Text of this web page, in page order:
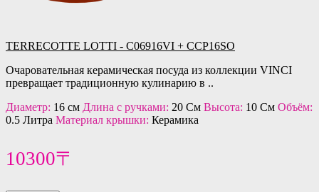
TERRECOTTE LOTTI - C06916VI + CCP16SO
Очаровательная керамическая посуда из коллекции VINCI
превращает традиционную кулинарию в ..
Диаметр: 16 см Длина с ручками: 20 См Высота: 10 См Объём:
0.5 Литра Материал крышки: Керамика
10300〒